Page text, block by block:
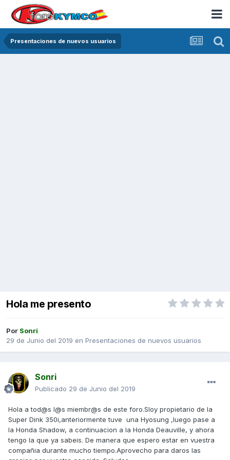
Presentaciones de nuevos usuarios
Hola me presento
Por Sonri
29 de Junio del 2019 en Presentaciones de nuevos usuarios
Sonri
Publicado 29 de Junio del 2019
Hola a tod@s l@s miembr@s de este foro.Sloy propietario de la
Super Dink 350i,anteriormente tuve una Hyosung ,luego pase a
la Honda Shadow, a continuacion a la Honda Deauville, y ahora
tengo la que ya sabeis. De manera que espero estar en vuestra
compañia durante mucho tiempo.Aprovecho para daros las